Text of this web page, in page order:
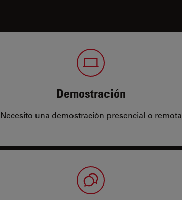
Demostración
Necesito una demostración presencial o remota